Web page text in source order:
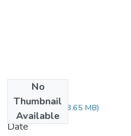
No
Thumbnail
Available
DALI Youcef.pdf (3.65 MB)
Date